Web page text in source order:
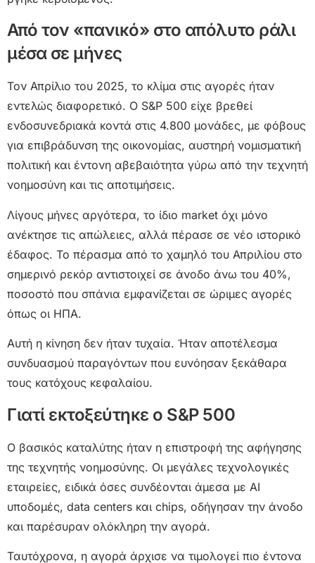
Από τον «πανικό» στο απόλυτο ράλι
μέσα σε μήνες
Τον Απρίλιο του 2025, το κλίμα στις αγορές ήταν
εντελώς διαφορετικό. Ο S&P 500 είχε βρεθεί
ενδοσυνεδριακά κοντά στις 4.800 μονάδες, με φόβους
για επιβράδυνση της οικονομίας, αυστηρή νομισματική
πολιτική και έντονη αβεβαιότητα γύρω από την τεχνητή
νοημοσύνη και τις αποτιμήσεις.
Λίγους μήνες αργότερα, το ίδιο market όχι μόνο
ανέκτησε τις απώλειες, αλλά πέρασε σε νέο ιστορικό
έδαφος. Το πέρασμα από το χαμηλό του Απριλίου στο
σημερινό ρεκόρ αντιστοιχεί σε άνοδο άνω του 40%,
ποσοστό που σπάνια εμφανίζεται σε ώριμες αγορές
όπως οι ΗΠΑ.
Αυτή η κίνηση δεν ήταν τυχαία. Ήταν αποτέλεσμα
συνδυασμού παραγόντων που ευνόησαν ξεκάθαρα
τους κατόχους κεφαλαίου.
Γιατί εκτοξεύτηκε ο S&P 500
Ο βασικός καταλύτης ήταν η επιστροφή της αφήγησης
της τεχνητής νοημοσύνης. Οι μεγάλες τεχνολογικές
εταιρείες, ειδικά όσες συνδέονται άμεσα με AI
υποδομές, data centers και chips, οδήγησαν την άνοδο
και παρέσυραν ολόκληρη την αγορά.
Ταυτόχρονα, η αγορά άρχισε να τιμολογεί πιο έντονα